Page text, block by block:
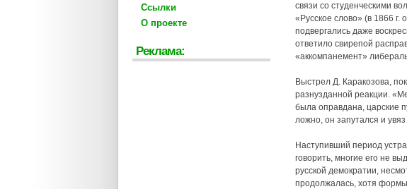
связи со студенческими
«Русское слово» (в 1866
подвергались даже
ответило свирепой
«аккомпанемент»
Выстрел Д. Каракозова,
разнузданной реакции.
была оправдана, царские
ложно, он запутался и
Наступивший период
говорить, многие его не
русской демократии,
продолжалась, хотя
Ссылки
О проекте
Реклама: